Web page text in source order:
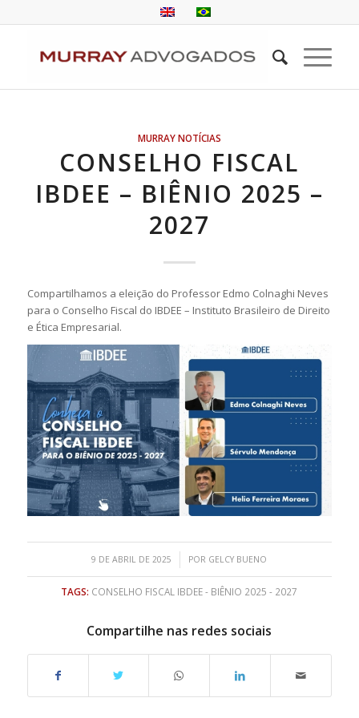
MURRAY NOTÍCIAS
CONSELHO FISCAL
IBDEE – BIÊNIO 2025 –
2027
Compartilhamos a eleição do Professor Edmo Colnaghi Neves
para o Conselho Fiscal do IBDEE – Instituto Brasileiro de Direito
e Ética Empresarial.
9 DE ABRIL DE 2025
/ POR GELCY BUENO
TAGS: CONSELHO FISCAL IBDEE - BIÊNIO 2025 - 2027
Compartilhe nas redes sociais